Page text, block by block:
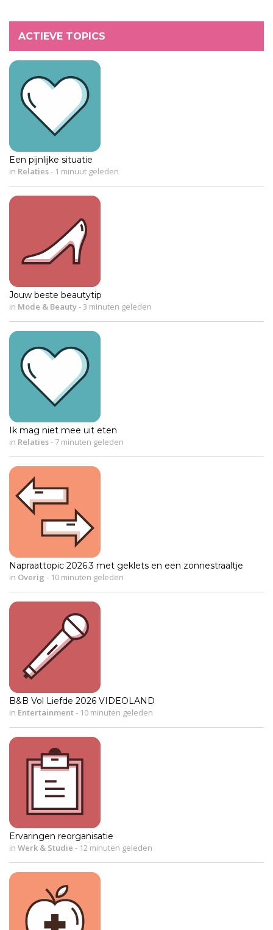
ACTIEVE TOPICS
Een pijnlijke situatie
in Relaties- 1 minuut geleden
Jouw beste beautytip
in Mode & Beauty- 3 minuten geleden
Ik mag niet mee uit eten
in Relaties- 7 minuten geleden
Napraattopic 2026.3 met geklets en een zonnestraaltje
in Overig - 10 minuten geleden
B&B Vol Liefde 2026 VIDEOLAND
in Entertainment- 10 minuten geleden
Ervaringen reorganisatie
in Werk & Studie - 12 minuten geleden